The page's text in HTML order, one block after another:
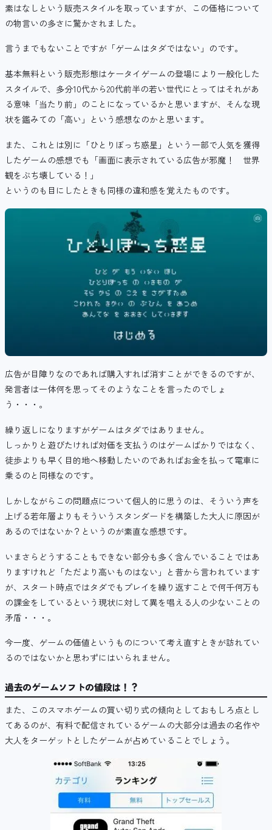
素はなしという販売スタイルを取っていますが、この価格について
の物言いの多さに驚かされました。
言うまでもないことですが「ゲームはタダではない」のです。
基本無料という販売形態はケータイゲームの登場により一般化した
スタイルで、多分10代から20代前半の若い世代にとってはそれがあ
る意味「当たり前」のことになっているかと思いますが、そんな現
状を鑑みての「高い」という感想なのかと思います。
また、これとは別に「ひとりぼっち惑星」という一部で人気を獲得
したゲームの感想でも「画面に表示されている広告が邪魔！ 世界
観をぶち壊している！」
というのも目にしたときも同様の違和感を覚えたものです。
広告が目障りなのであれば購入すれば消すことができるのですが、
発言者は一体何を思ってそのようなことを言ったのでしょ
う・・・。
繰り返しになりますがゲームはタダではありません。
しっかりと遊びたければ対価を支払うのはゲームばかりではなく、
徒歩よりも早く目的地へ移動したいのであればお金を払って電車に
乗るのと同様なのです。
しかしながらこの問題点について個人的に思うのは、そういう声を
上げる若年層よりもそういうスタンダードを構築した大人に原因が
あるのではないか？というのが素直な感想です。
いまさらどうすることもできない部分も多く含んでいることではあ
りますけれど「ただより高いものはない」と昔から言われています
が、スタート時点ではタダでもプレイを繰り返すことで何千何万も
の課金をしているという現状に対して異を唱える人の少ないことの
矛盾・・・。
今一度、ゲームの価値というものについて考え直すときが訪れてい
るのではないかと思わずにはいられません。
過去のゲームソフトの値段は！？
また、このスマホゲームの買い切り式の傾向としておもしろ点とし
てあるのが、有料で配信されているゲームの大部分は過去の名作や
大人をターゲットとしたゲームが占めていることでしょう。